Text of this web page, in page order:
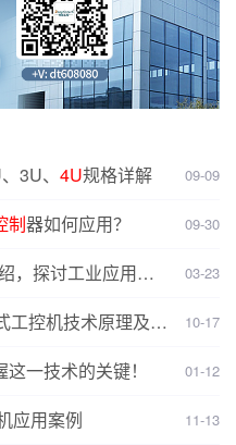
3U、 4U规格详解 09-09
制器如何应用？ 09-30
，探讨工业应用场
03-23
工控机技术原理及智
10-17
一技术的关键！ 01-12
应用案例 11-13